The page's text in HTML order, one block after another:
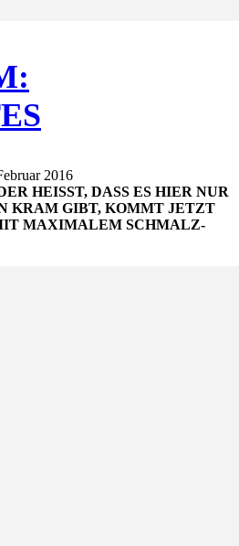
2016
HEISST, DASS ES HIER NUR D
GIBT, KOMMT JETZT M
MAXIMALEM SCHMALZ-L